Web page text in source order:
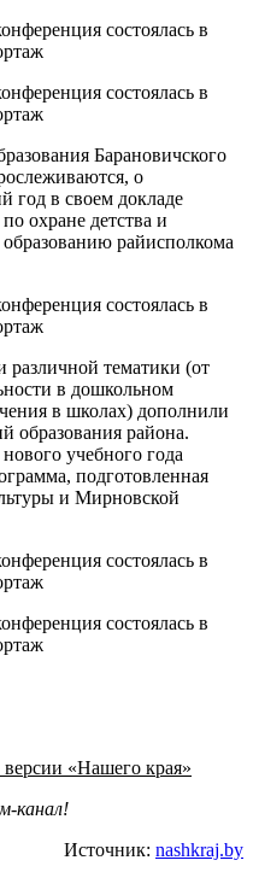
Барановичского
о
год в своем докладе
охране детства и
образованию райисполкома
тематики (от
в дошкольном
в школах) дополнили
образования района.
учебного года
подготовленная
и Мирновской
«Нашего края»
канал!
Источник: nashkraj.by